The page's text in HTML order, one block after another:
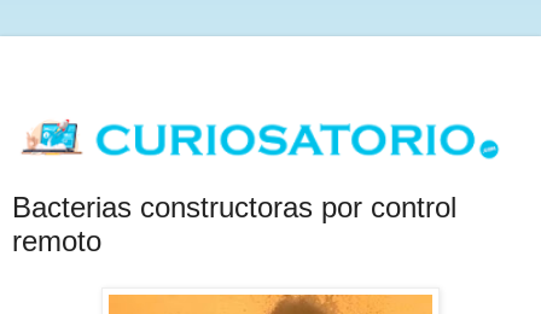
Bacterias constructoras por control
remoto